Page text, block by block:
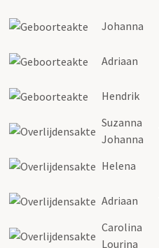
Johanna
Adriaan
Hendrik
Suzanna
Johanna
Helena
Adriaan
Carolina
Lourina